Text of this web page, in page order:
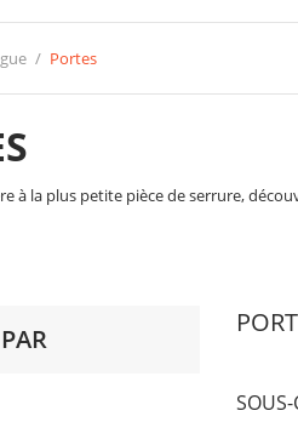
Portes
à la plus petite pièce de serrure,
SOUS-